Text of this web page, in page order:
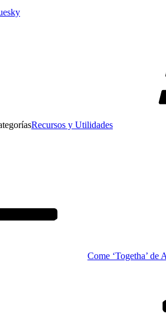
Recursos y Utilidades
Come ‘Togetha’